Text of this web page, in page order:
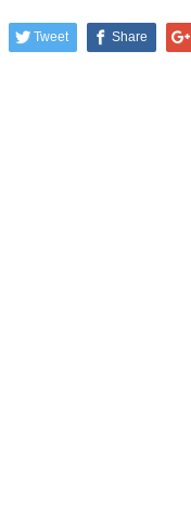
Tweet Share